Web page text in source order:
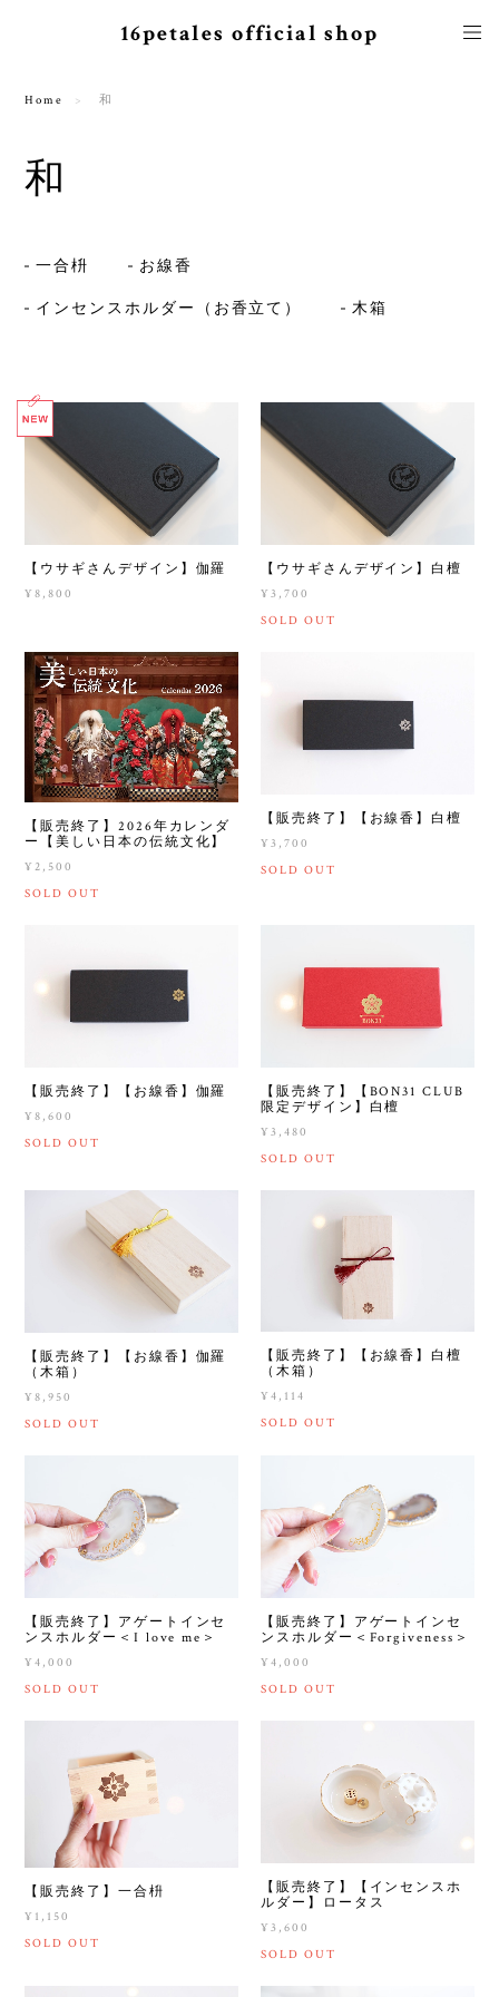
16petales official shop
Home 和
和
一合枡 お線香
インセンスホルダー（お香立て） 木箱
【ウサギさんデザイン】伽羅
¥8,800
【ウサギさんデザイン】白檀
¥3,700
SOLD OUT
【販売終了】2026年カレンダ
ー【美しい日本の伝統文化】
¥2,500
SOLD OUT
【販売終了】【お線香】白檀
¥3,700
SOLD OUT
【販売終了】【お線香】伽羅
¥8,600
SOLD OUT
【販売終了】【BON31 CLUB
限定デザイン】白檀
¥3,480
SOLD OUT
【販売終了】【お線香】伽羅
（木箱）
¥8,950
SOLD OUT
【販売終了】【お線香】白檀
（木箱）
¥4,114
SOLD OUT
【販売終了】アゲートインセ
ンスホルダー＜I love me＞
¥4,000
SOLD OUT
【販売終了】アゲートインセ
ンスホルダー＜Forgiveness＞
¥4,000
SOLD OUT
【販売終了】一合枡
¥1,150
SOLD OUT
【販売終了】【インセンスホ
ルダー】ロータス
¥3,600
SOLD OUT